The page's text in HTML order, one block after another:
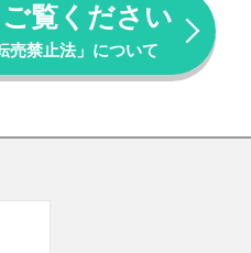
覧ください
売禁止法」について